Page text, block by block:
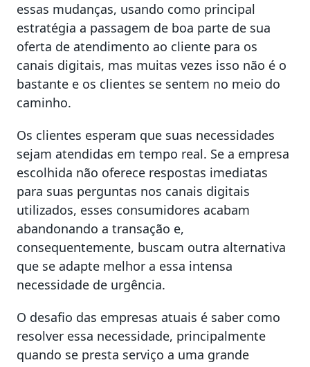
essas mudanças, usando como principal
estratégia a passagem de boa parte de sua
oferta de atendimento ao cliente para os
canais digitais, mas muitas vezes isso não é o
bastante e os clientes se sentem no meio do
caminho.
Os clientes esperam que suas necessidades
sejam atendidas em tempo real. Se a empresa
escolhida não oferece respostas imediatas
para suas perguntas nos canais digitais
utilizados, esses consumidores acabam
abandonando a transação e,
consequentemente, buscam outra alternativa
que se adapte melhor a essa intensa
necessidade de urgência.
O desafio das empresas atuais é saber como
resolver essa necessidade, principalmente
quando se presta serviço a uma grande